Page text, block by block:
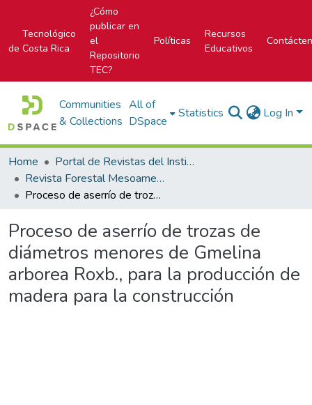
Tecnológico
de Costa Rica
¿Cómo
publicar en
el
Repositorio
TEC?
Políticas
Recursos
Educativos
Communities
& Collections
All of
DSpace
Statistics Log In
Home
Portal de Revistas del Instituto Tecnológico de Costa Rica
Revista Forestal Mesoamericana Kurú
Proceso de aserrío de trozas de diámetros menores de Gmelina arborea Roxb., para la producción de madera para la construcción
Proceso de aserrío de trozas de
diámetros menores de Gmelina
arborea Roxb., para la producción de
madera para la construcción